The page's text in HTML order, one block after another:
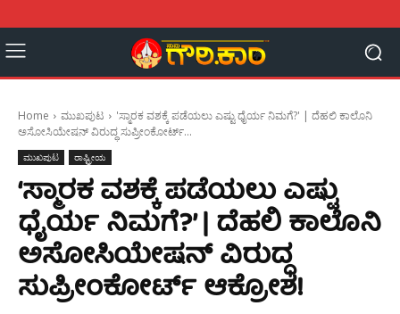
Home ಮುಖಪುಟ
'ಸ್ಮಾರಕ ವಶಕ್ಕೆ ಪಡೆಯಲು ಎಷ್ಟು ಧೈರ್ಯ ನಿಮಗೆ?' | ದೆಹಲಿ ಕಾಲೊನಿ
ಅಸೋಸಿಯೇಷನ್ ವಿರುದ್ಧ ಸುಪ್ರೀಂಕೋರ್ಟ್...
ಮುಖಪುಟ ರಾಷ್ಟ್ರೀಯ
‘ಸ್ಮಾರಕ ವಶಕ್ಕೆ ಪಡೆಯಲು ಎಷ್ಟು
ಧೈರ್ಯ ನಿಮಗೆ?’ | ದೆಹಲಿ ಕಾಲೊನಿ
ಅಸೋಸಿಯೇಷನ್ ವಿರುದ್ಧ
ಸುಪ್ರೀಂಕೋರ್ಟ್ ಆಕ್ರೋಶ!